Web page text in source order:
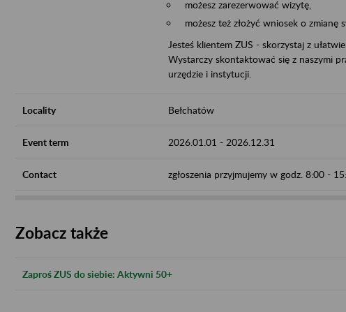
możesz zarezerwować wizytę,
możesz też złożyć wniosek o zmianę
Jesteś klientem ZUS - skorzystaj z
Wystarczy skontaktować się z naszymi
urzędzie i instytucji.
Locality Bełchatów
Event term 2026.01.01 - 2026.12.31
Contact zgłoszenia przyjmujemy w godz. 8:00 -
Zobacz także
Zaproś ZUS do siebie: Aktywni 50+